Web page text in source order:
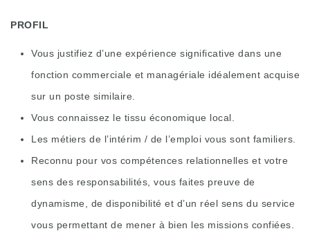
PROFIL
Vous justifiez d’une expérience significative dans une
fonction commerciale et managériale idéalement acquise
sur un poste similaire.
Vous connaissez le tissu économique local.
Les métiers de l’intérim / de l’emploi vous sont familiers.
Reconnu pour vos compétences relationnelles et votre
sens des responsabilités, vous faites preuve de
dynamisme, de disponibilité et d’un réel sens du service
vous permettant de mener à bien les missions confiées.